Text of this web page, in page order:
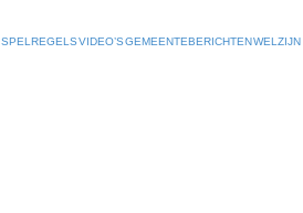
SPELREGELSVIDEO’SGEMEENTEBERICHTEN